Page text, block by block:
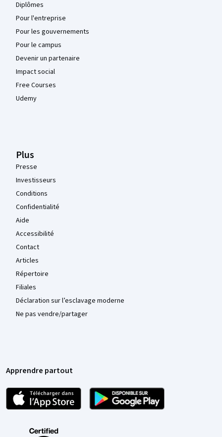
Diplômes
Pour l'entreprise
Pour les gouvernements
Pour le campus
Devenir un partenaire
Impact social
Free Courses
Udemy
Plus
Presse
Investisseurs
Conditions
Confidentialité
Aide
Accessibilité
Contact
Articles
Répertoire
Filiales
Déclaration sur l’esclavage moderne
Ne pas vendre/partager
Apprendre partout